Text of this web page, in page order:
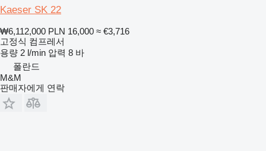
Kaeser SK 22
₩6,112,000 PLN 16,000 ≈ €3,716
고정식 컴프레서
용량 2 l/min 압력 8 바
폴란드
M&M
판매자에게 연락